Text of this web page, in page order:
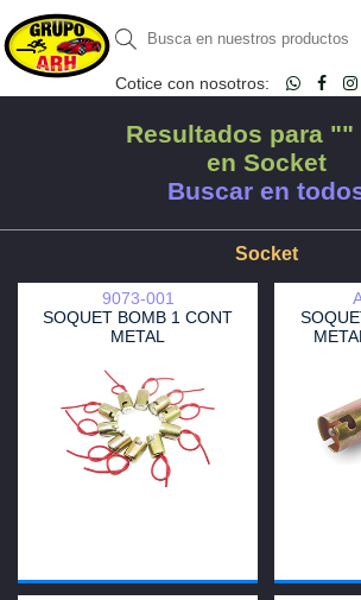
Cotice con nosotros:
Resultados para ""
en Socket
Buscar en
Socket
9073-001
SOQUET BOMB 1 CONT
METAL